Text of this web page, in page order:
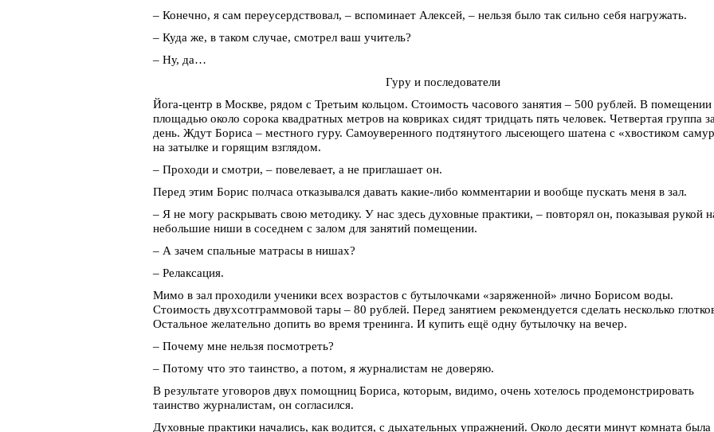
– Конечно, я сам переусердствовал, – вспоминает Алексей, – нельзя было так сильно себя нагружать.
– Куда же, в таком случае, смотрел ваш учитель?
– Ну, да…
Гуру и последователи
Йога-центр в Москве, рядом с Третьим кольцом. Стоимость часового занятия – 500 рублей. В помещении
площадью около сорока квадратных метров на ковриках сидят тридцать пять человек. Четвертая группа за
день. Ждут Бориса – местного гуру. Самоуверенного подтянутого лысеющего шатена с «хвостиком
на затылке и горящим взглядом.
– Проходи и смотри, – повелевает, а не приглашает он.
Перед этим Борис полчаса отказывался давать какие-либо комментарии и вообще пускать меня в зал.
– Я не могу раскрывать свою методику. У нас здесь духовные практики, – повторял он, показывая рукой
небольшие ниши в соседнем с залом для занятий помещении.
– А зачем спальные матрасы в нишах?
– Релаксация.
Мимо в зал проходили ученики всех возрастов с бутылочками «заряженной» лично Борисом воды.
Стоимость двухсотграммовой тары – 80 рублей. Перед занятием рекомендуется сделать несколько
Остальное желательно допить во время тренинга. И купить ещё одну бутылочку на вечер.
– Почему мне нельзя посмотреть?
– Потому что это таинство, а потом, я журналистам не доверяю.
В результате уговоров двух помощниц Бориса, которым, видимо, очень хотелось продемонстрировать
таинство журналистам, он согласился.
Духовные практики начались, как водится, с дыхательных упражнений. Около десяти минут комната была